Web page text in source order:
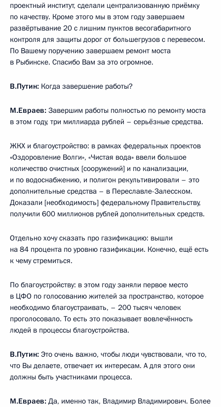
проектный институт, сделали централизованную приёмку
по качеству. Кроме этого мы в этом году завершаем
развёртывание 20 с лишним пунктов весогабаритного
контроля для защиты дорог от большегрузов с перевесом.
По Вашему поручению завершаем ремонт моста
в Рыбинске. Спасибо Вам за это огромное.
В.Путин: Когда завершение работы?
М.Евраев: Завершим работы полностью по ремонту моста
в этом году, три миллиарда рублей – серьёзные средства.
ЖКХ и благоустройство: в рамках федеральных проектов
«Оздоровление Волги», «Чистая вода» ввели большое
количество очистных [сооружений] и по канализации,
и по водоснабжению, и полигон рекультивировали – это
дополнительные средства – в Переславле-Залесском.
Доказали [необходимость] федеральному Правительству,
получили 600 миллионов рублей дополнительных средств.
Отдельно хочу сказать про газификацию: вышли
на 84 процента по уровню газификации. Конечно, ещё есть
к чему стремиться.
По благоустройству: в этом году заняли первое место
в ЦФО по голосованию жителей за пространство, которое
необходимо благоустраивать, – 200 тысяч человек
проголосовало. То есть это показывает вовлечённость
людей в процессы благоустройства.
В.Путин: Это очень важно, чтобы люди чувствовали, что то,
что Вы делаете, отвечает их интересам. А для этого они
должны быть участниками процесса.
М.Евраев: Да, именно так, Владимир Владимирович. Более